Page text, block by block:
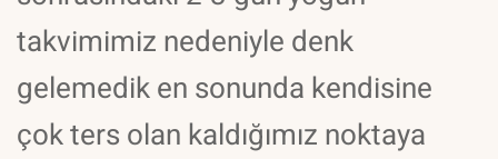
takvimimiz nedeniyle denk
gelemedik en sonunda kendisine
çok ters olan kaldığımız noktaya